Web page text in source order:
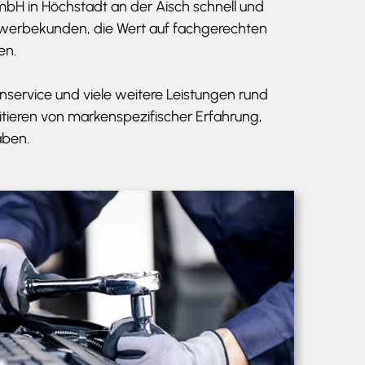
in Höchstadt an der Aisch schnell und
die Wert auf fachgerechten
und viele weitere Leistungen rund
von markenspezifischer Erfahrung,